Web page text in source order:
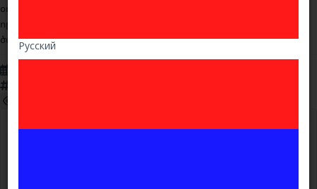
Русский
օդորակիչների տեղադրման համար՞, մենք առաջարկում ենք
որակյալ տեղադրում, մոնտաժ, շարժման/տեղափոխման
ծառայություններ և տեխնիկական սպասարկում։